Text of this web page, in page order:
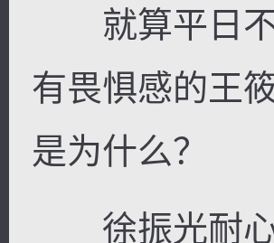
就算平日不
有畏惧感的王
是为什么？
徐振光耐心